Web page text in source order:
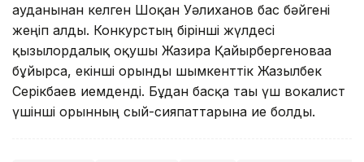
ауданынан келген Шоқан Уәлиханов бас бәйгені
жеңіп алды. Конкурстың бірінші жүлдесі
қызылордалық оқушы Жазира Қайырбергеноваға
бұйырса, екінші орынды шымкенттік Жазылбек
Серікбаев иемденді. Бұдан басқа тағы үш вокалист
үшінші орынның сый-сияпаттарына ие болды.